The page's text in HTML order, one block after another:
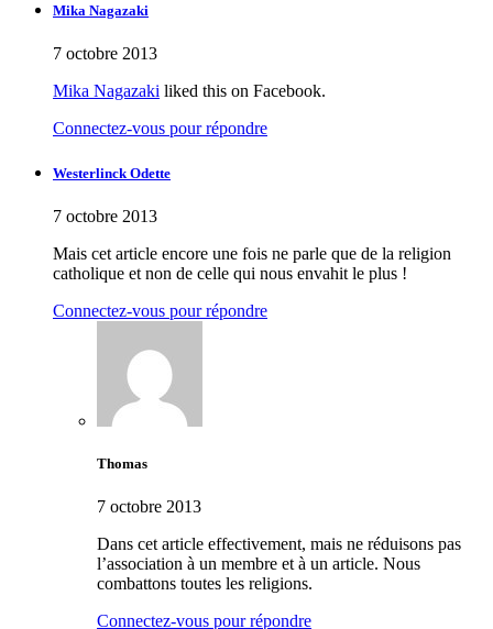
Mika Nagazaki
7 octobre 2013
Mika Nagazaki liked this on Facebook.
Connectez-vous pour répondre
Westerlinck Odette
7 octobre 2013
Mais cet article encore une fois ne parle que de la religion
catholique et non de celle qui nous envahit le plus !
Connectez-vous pour répondre
Thomas
7 octobre 2013
Dans cet article effectivement, mais ne réduisons pas
l’association à un membre et à un article. Nous
combattons toutes les religions.
Connectez-vous pour répondre